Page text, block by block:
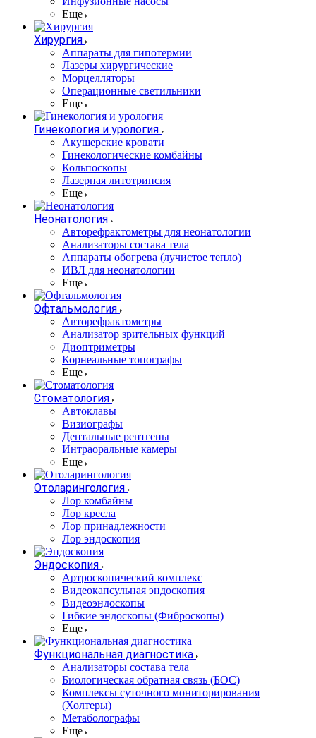
Еще
Хирургия
Аппараты для гипотермии
Лазеры хирургические
Морцелляторы
Операционные светильники
Еще
Гинекология и урология
Акушерские кровати
Гинекологические комбайны
Кольпоскопы
Лазерная литотрипсия
Еще
Неонатология
Авторефрактометры для неонатологии
Анализаторы состава тела
Аппараты обогрева (лучистое тепло)
ИВЛ для неонатологии
Еще
Офтальмология
Авторефрактометры
Анализатор зрительных функций
Диоптриметры
Корнеальные топографы
Еще
Стоматология
Автоклавы
Визиографы
Дентальные рентгены
Интраоральные камеры
Еще
Отоларингология
Лор комбайны
Лор кресла
Лор принадлежности
Лор эндоскопия
Эндоскопия
Артроскопический комплекс
Видеокапсульная эндоскопия
Видеоэндоскопы
Гибкие эндоскопы (Фиброcкопы)
Еще
Функциональная диагностика
Анализаторы состава тела
Биологическая обратная связь (БОС)
Комплексы суточного мониторирования
(Холтеры)
Метаболографы
Еще